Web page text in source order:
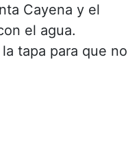
Cayena y el
el agua.
tapa para que no